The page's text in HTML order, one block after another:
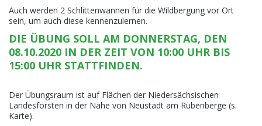
Auch werden 2 Schlittenwannen für die Wildbergung vor Ort
sein, um auch diese kennenzulernen.
DIE ÜBUNG SOLL AM DONNERSTAG, DEN
08.10.2020 IN DER ZEIT VON 10:00 UHR BIS
15:00 UHR STATTFINDEN.
Der Übungsraum ist auf Flächen der Niedersächsischen
Landesforsten in der Nähe von Neustadt am Rübenberge (s.
Karte).